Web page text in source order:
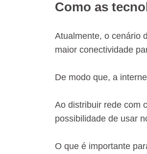
Como as
Atualmente, o cenário
maior conectividade
De modo que, a
Ao distribuir rede com
possibilidade de usar
O que é importante